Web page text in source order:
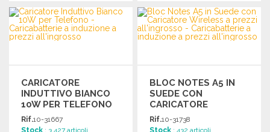
ORDINARE
Richiedi un preventivo
ORDINARE
Richiedi un preventivo
CARICATORE
INDUTTIVO BIANCO
10W PER TELEFONO
Rif.10-31667
Stock : 3 427 articoli
BLOC NOTES A5 IN
SUEDE CON
CARICATORE
WIRELESS
Rif.10-31738
Stock : 432 articoli